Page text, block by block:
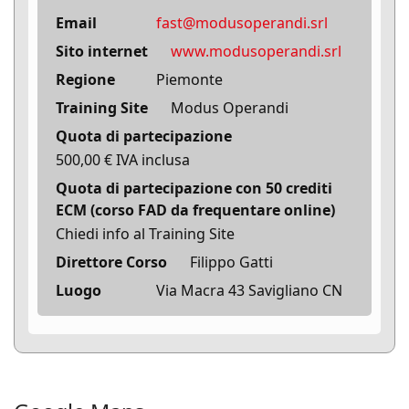
Email
fast@modusoperandi.srl
Sito internet
www.modusoperandi.srl
Regione
Piemonte
Training Site
Modus Operandi
Quota di partecipazione
500,00 € IVA inclusa
Quota di partecipazione con 50 crediti
ECM (corso FAD da frequentare online)
Chiedi info al Training Site
Direttore Corso
Filippo Gatti
Luogo
Via Macra 43 Savigliano CN